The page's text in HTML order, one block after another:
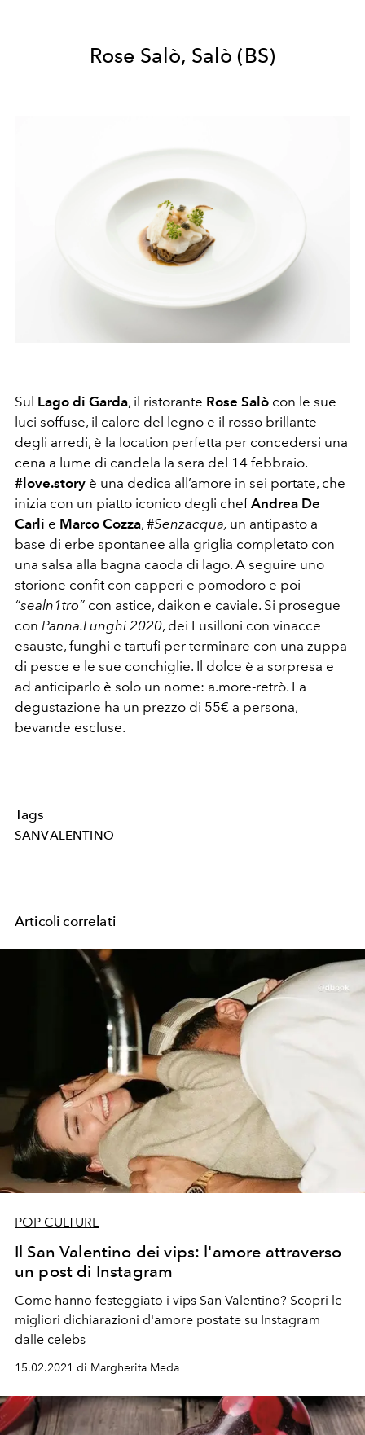
Rose Salò, Salò (BS)
Sul Lago di Garda, il ristorante Rose Salò con le sue
luci soffuse, il calore del legno e il rosso brillante
degli arredi, è la location perfetta per concedersi una
cena a lume di candela la sera del 14 febbraio.
#love.story è una dedica all’amore in sei portate, che
inizia con un piatto iconico degli chefAndrea De
Carli e Marco Cozza, #Senzacqua, un antipasto a
base di erbe spontanee alla griglia completato con
una salsa alla bagna caoda di lago. A seguire uno
storione confit con capperi e pomodoro e poi
“sealn1tro” con astice, daikon e caviale. Si prosegue
con Panna.Funghi 2020, dei Fusilloni con vinacce
esauste, funghi e tartufi per terminare con una zuppa
di pesce e le sue conchiglie. Il dolce è a sorpresa e
ad anticiparlo è solo un nome: a.more-retrò. La
degustazione ha un prezzo di 55€ a persona,
bevande escluse.
Tags
SANVALENTINO
Articoli correlati
POP CULTURE
Il San Valentino dei vips: l'amore attraverso
un post di Instagram
Come hanno festeggiato i vips San Valentino? Scopri le
migliori dichiarazioni d'amore postate su Instagram
dalle celebs
15.02.2021 di Margherita Meda